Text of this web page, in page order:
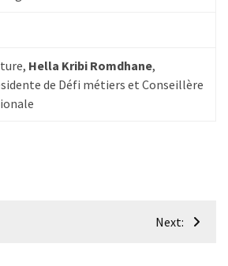
Hella Kribi Romdhane,
de Défi métiers et Conseillère
Next: